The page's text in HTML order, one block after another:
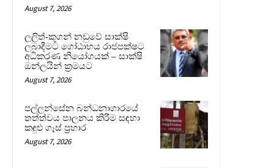
August 7, 2026
ලලිත්-කූගන් නඩුවේ සාක්ෂි
ලබාදීමට ගෝඨාභය රාජපක්ෂට
අධිකරණ නියෝගයක් – සාක්ෂි
ඔන්ලයින් ක්‍රමයට
August 7, 2026
පල්ලන්සේන බන්ධනාගාරයේ
තත්ත්වය පාලනය කිරීම සඳහා
කඳුළු ගෑස් ප්‍රහාර
August 7, 2026